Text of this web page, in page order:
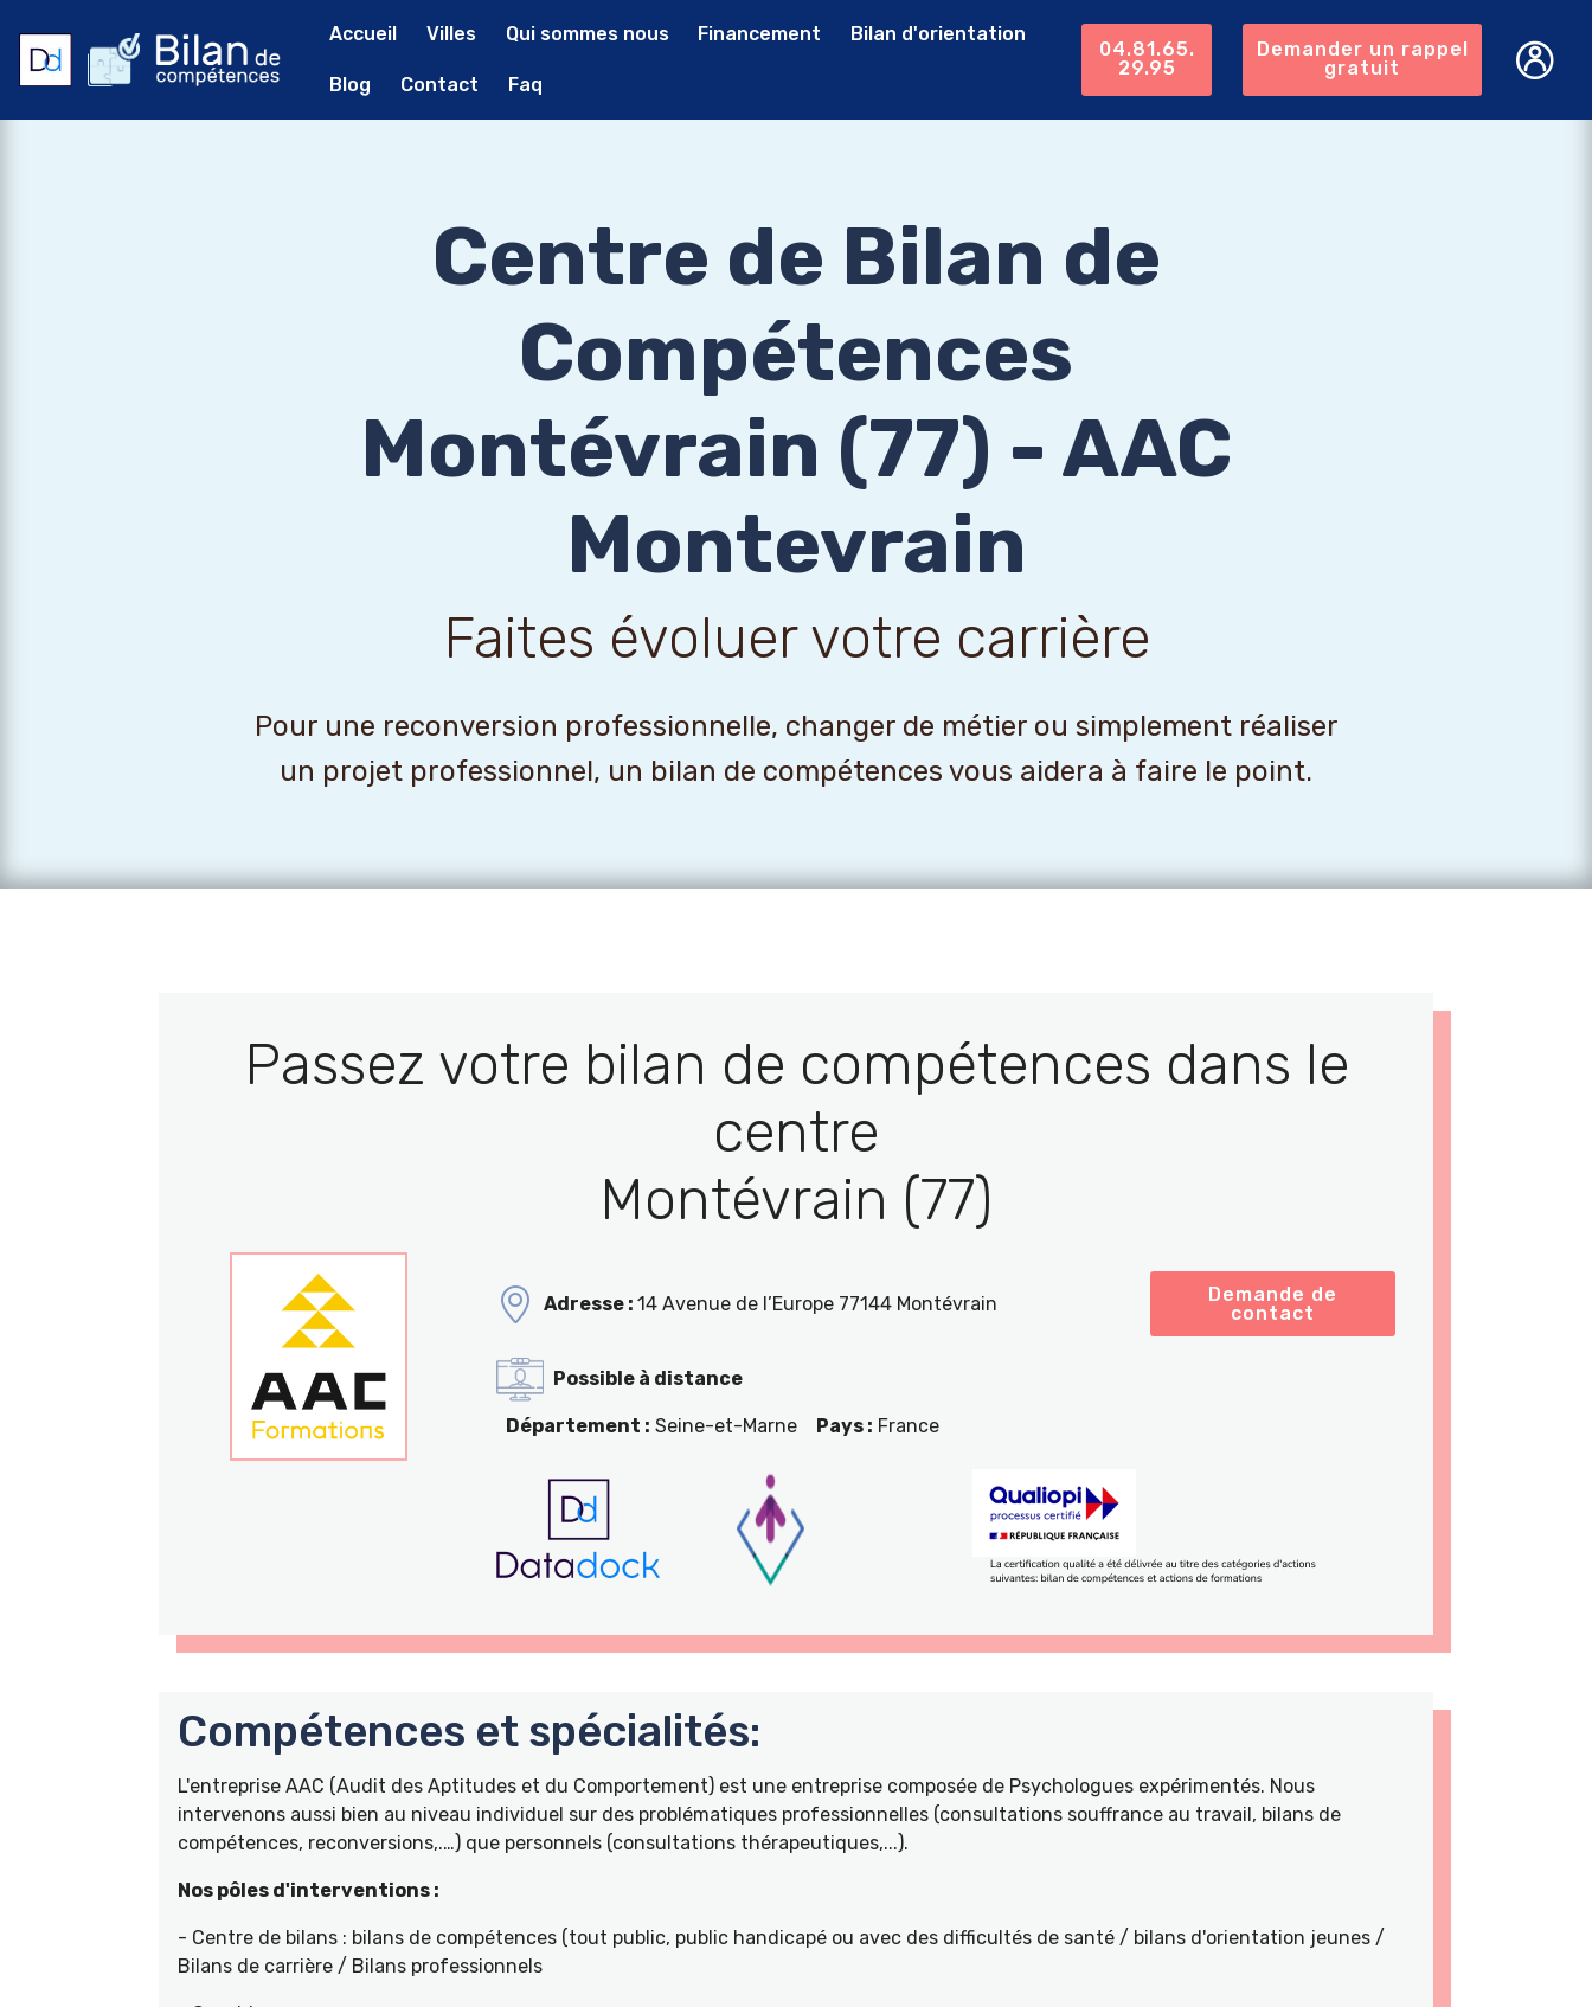
Accueil Villes Qui sommes nous Financement Bilan d'orientation
Blog Contact Faq
04.81.65.
29.95
Demander un rappel
gratuit
Centre de Bilan de
Compétences
Montévrain (77) - AAC
Montevrain
Faites évoluer votre carrière
Pour une reconversion professionnelle, changer de métier ou simplement réaliser
un projet professionnel, un bilan de compétences vous aidera à faire le point.
Passez votre bilan de compétences dans le
centre
Montévrain (77)
Adresse : 14 Avenue de l’Europe 77144 Montévrain
Demande de
contact
Possible à distance
Département : Seine-et-Marne Pays : France
Compétences et spécialités:
L'entreprise AAC (Audit des Aptitudes et du Comportement) est une entreprise composée de Psychologues expérimentés. Nous
intervenons aussi bien au niveau individuel sur des problématiques professionnelles (consultations souffrance au travail, bilans de
compétences, reconversions,.…) que personnels (consultations thérapeutiques,...).
Nos pôles d'interventions :
- Centre de bilans : bilans de compétences (tout public, public handicapé ou avec des difficultés de santé / bilans d'orientation jeunes /
Bilans de carrière / Bilans professionnels